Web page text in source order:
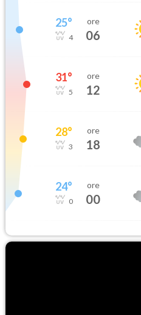
25°
4
ore
06
31°
5
ore
12
28°
3
ore
18
24°
0
ore
00